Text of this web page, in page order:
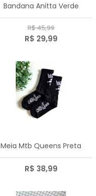
Bandana Anitta Verde
R$ 45,99
R$ 29,99
Meia Mtb Queens Preta
R$ 38,99